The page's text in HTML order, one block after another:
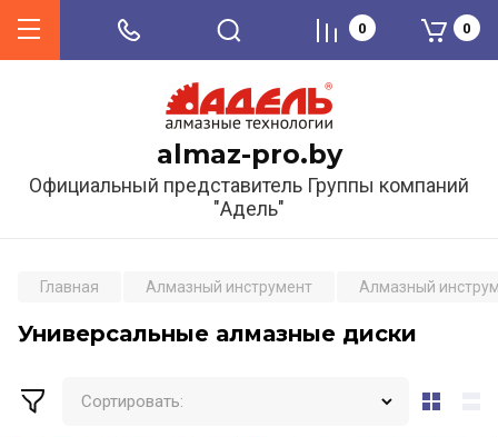
almaz-pro.by
Официальный представитель Группы компаний
"Адель"
0 0
Главная Алмазный инструмент Алмазный
Универсальные алмазные диски
Сортировать: